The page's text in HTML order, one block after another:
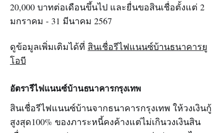
20,000 บาทต่อเดือนขึ้นไป และยื่นขอสินเชื่อตั้งแต่ 2
มกราคม - 31 มีนาคม 2567
ดูข้อมูลเพิ่มเติมได้ที่ สินเชื่อรีไฟแนนซ์บ้านธนาคารยู
โอบี
อัตรารีไฟแนนซ์บ้านธนาคารกรุงเทพ
สินเชื่อรีไฟแนนซ์บ้านจากธนาคารกรุงเทพ ให้วงเงินกู้
สูงสุด100% ของภาระหนี้คงค้างแต่ไม่เกินวงเงินสิน